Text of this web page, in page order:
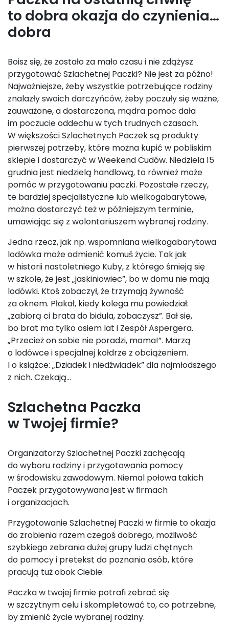
to dobra okazja do czynienia…
dobra
Boisz się, że zostało za mało czasu i nie zdążysz
przygotować Szlachetnej Paczki? Nie jest za późno!
Najważniejsze, żeby wszystkie potrzebujące rodziny
znalazły swoich darczyńców, żeby poczuły się ważne,
zauważone, a dostarczona, mądra pomoc dała
im poczucie oddechu w tych trudnych czasach.
W większości Szlachetnych Paczek są produkty
pierwszej potrzeby, które można kupić w pobliskim
sklepie i dostarczyć w Weekend Cudów. Niedziela 15
grudnia jest niedzielą handlową, to również może
pomóc w przygotowaniu paczki. Pozostałe rzeczy,
te bardziej specjalistyczne lub wielkogabarytowe,
można dostarczyć też w późniejszym terminie,
umawiając się z wolontariuszem wybranej rodziny.
Jedna rzecz, jak np. wspomniana wielkogabarytowa
lodówka może odmienić komuś życie. Tak jak
w historii nastoletniego Kuby, z którego śmieją się
w szkole, że jest „jaskiniowiec”, bo w domu nie mają
lodówki. Ktoś zobaczył, że trzymają żywność
za oknem. Płakał, kiedy kolega mu powiedział:
„zabiorą ci brata do bidula, zobaczysz”. Bał się,
bo brat ma tylko osiem lat i Zespół Aspergera.
„Przecież on sobie nie poradzi, mama!”. Marzą
o lodówce i specjalnej kołdrze z obciążeniem.
I o książce: „Dziadek i niedźwiadek” dla najmłodszego
z nich. Czekają…
Szlachetna Paczka
w Twojej firmie?
Organizatorzy Szlachetnej Paczki zachęcają
do wyboru rodziny i przygotowania pomocy
w środowisku zawodowym. Niemal połowa takich
Paczek przygotowywana jest w firmach
i organizacjach.
Przygotowanie Szlachetnej Paczki w firmie to okazja
do zrobienia razem czegoś dobrego, możliwość
szybkiego zebrania dużej grupy ludzi chętnych
do pomocy i pretekst do poznania osób, które
pracują tuż obok Ciebie.
Paczka w twojej firmie potrafi zebrać się
w szczytnym celu i skompletować to, co potrzebne,
by zmienić życie wybranej rodziny.